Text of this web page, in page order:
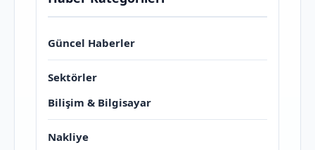
Güncel Haberler
Sektörler
Bilişim & Bilgisayar
Nakliye